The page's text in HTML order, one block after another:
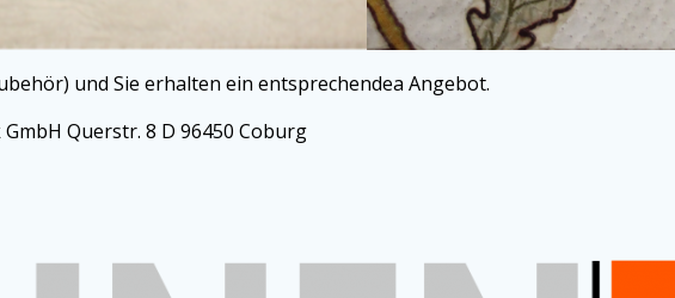
und Sie erhalten ein entsprechendea Angebot.
Querstr. 8 D 96450 Coburg